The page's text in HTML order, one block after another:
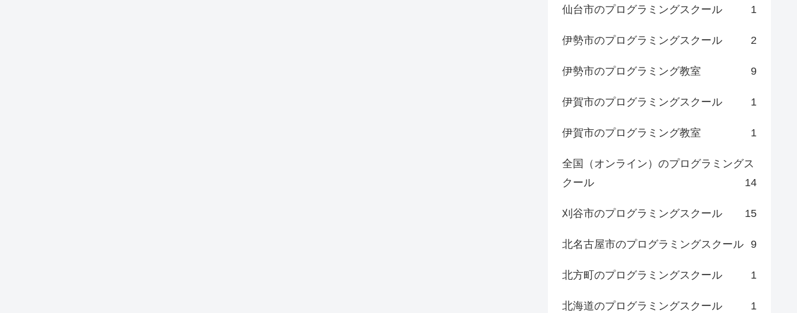
仙台市のプログラミングスクール 1
伊勢市のプログラミングスクール 2
伊勢市のプログラミング教室 9
伊賀市のプログラミングスクール 1
伊賀市のプログラミング教室 1
全国（オンライン）のプログラミングス
クール
14
刈谷市のプログラミングスクール 15
北名古屋市のプログラミングスクール 9
北方町のプログラミングスクール 1
北海道のプログラミングスクール 1